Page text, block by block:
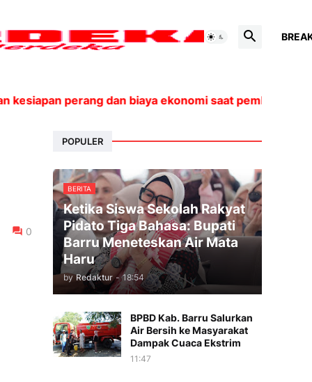
dan biaya ekonomi saat pembicaraan
0
POPULER
BERITA
Ketika Siswa Sekolah Rakyat
Pidato Tiga Bahasa: Bupati
Barru Meneteskan Air Mata
Haru
by Redaktur - 18:54
BPBD Kab. Barru Salurkan
Air Bersih ke Masyarakat
Dampak Cuaca Ekstrim
11:47